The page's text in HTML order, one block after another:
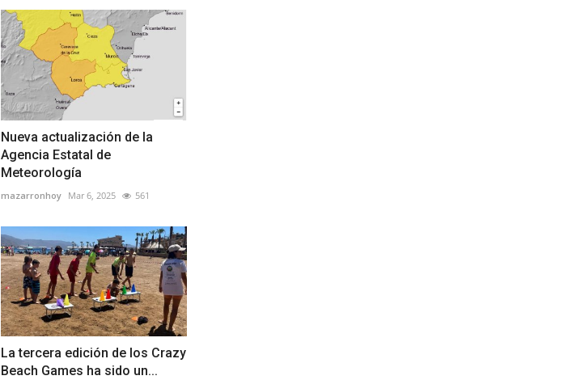
Nueva actualización de la
Agencia Estatal de
Meteorología
mazarronhoy Mar 6, 2025 561
La tercera edición de los Crazy
Beach Games ha sido un...